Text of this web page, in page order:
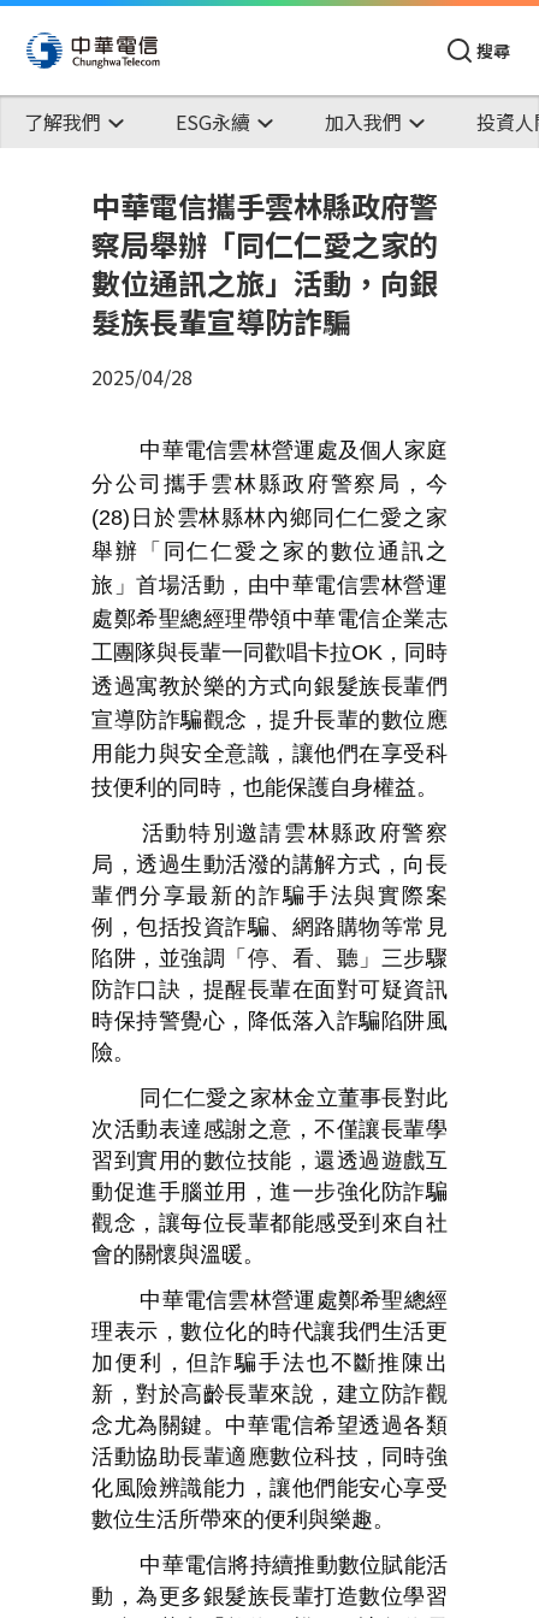
搜尋
了解我們 ESG永續 加入我們 投資
中華電信攜手雲林縣政府警
察局舉辦「同仁仁愛之家的
數位通訊之旅」活動，向銀
髮族長輩宣導防詐騙
2025/04/28
中華電信雲林營運處及個人家庭
分公司攜手雲林縣政府警察局，今
(28) 日於雲林縣林內鄉同仁仁愛之家
舉辦「同仁仁愛之家的數位通訊之
旅」首場活動，由中華電信雲林營運
處鄭希聖總經理帶領中華電信企業志
工團隊與長輩一同歡唱卡拉OK ，同時
透過寓教於樂的方式向銀髮族長輩們
宣導防詐騙觀念，提升長輩的數位應
用能力與安全意識，讓他們在享受科
技便利的同時，也能保護自身權益。
活動特別邀請雲林縣政府警察
局，透過生動活潑的講解方式，向長
輩們分享最新的詐騙手法與實際案
例，包括投資詐騙、網路購物等常見
陷阱，並強調「停、看、聽」三步驟
防詐口訣，提醒長輩在面對可疑資訊
時保持警覺心，降低落入詐騙陷阱風
險。
同仁仁愛之家林金立董事長對此
次活動表達感謝之意，不僅讓長輩學
習到實用的數位技能，還透過遊戲互
動促進手腦並用，進一步強化防詐騙
觀念，讓每位長輩都能感受到來自社
會的關懷與溫暖。
中華電信雲林營運處鄭希聖總經
理表示，數位化的時代讓我們生活更
加便利，但詐騙手法也不斷推陳出
新，對於高齡長輩來說，建立防詐觀
念尤為關鍵。中華電信希望透過各類
活動協助長輩適應數位科技，同時強
化風險辨識能力，讓他們能安心享受
數位生活所帶來的便利與樂趣。
中華電信將持續推動數位賦能活
動，為更多銀髮族長輩打造數位學習